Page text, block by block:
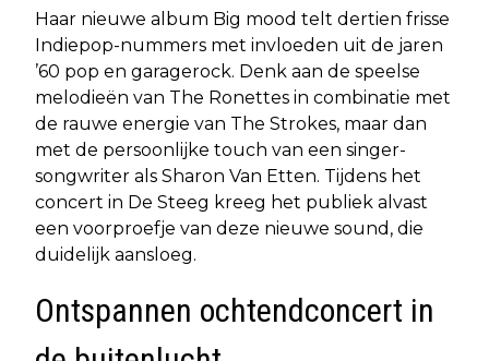
Haar nieuwe album Big mood telt dertien frisse
Indiepop-nummers met invloeden uit de jaren
’60 pop en garagerock. Denk aan de speelse
melodieën van The Ronettes in combinatie met
de rauwe energie van The Strokes, maar dan
met de persoonlijke touch van een singer-
songwriter als Sharon Van Etten. Tijdens het
concert in De Steeg kreeg het publiek alvast
een voorproefje van deze nieuwe sound, die
duidelijk aansloeg.
Ontspannen ochtendconcert in